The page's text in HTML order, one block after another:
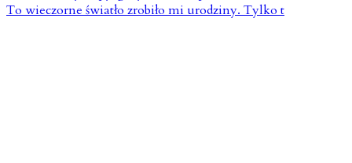
To wieczorne światło zrobiło mi urodziny. Tylko t